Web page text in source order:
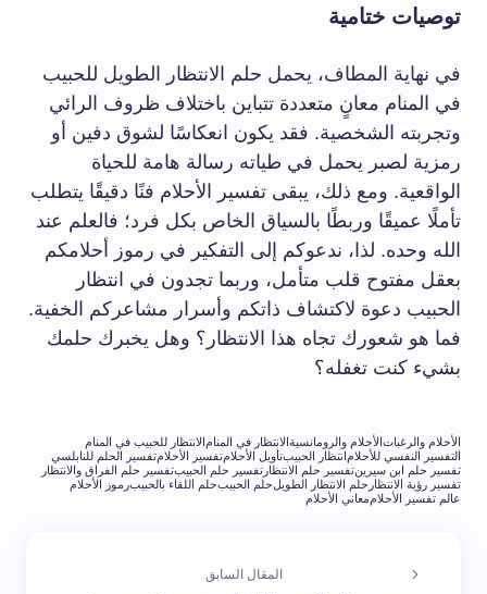
توصيات ختامية
في نهاية المطاف، يحمل حلم الانتظار الطويل للحبيب
في المنام معانٍ متعددة تتباين باختلاف ظروف الرائي
وتجربته الشخصية. فقد يكون انعكاسًا لشوق دفين أو
رمزية لصبر يحمل في طياته رسالة هامة للحياة
الواقعية. ومع ذلك، يبقى تفسير الأحلام فنًا دقيقًا يتطلب
تأملًا عميقًا وربطًا بالسياق الخاص بكل فرد؛ فالعلم عند
الله وحده. لذا، ندعوكم إلى التفكير في رموز أحلامكم
بعقل مفتوح قلب متأمل، وربما تجدون في انتظار
الحبيب دعوة لاكتشاف ذاتكم وأسرار مشاعركم الخفية.
فما هو شعورك تجاه هذا الانتظار؟ وهل يخبرك حلمك
بشيء كنت تغفله؟
الأحلام والرغباتالأحلام والرومانسيةالانتظار في المنامالانتظار للحبيب في المنام
التفسير النفسي للأحلامانتظار الحبيبتأويل الأحلامتفسير الأحلامتفسير الحلم للنابلسي
تفسير حلم ابن سيرينتفسير حلم الانتظار تفسير حلم الحبيبتفسير حلم الفراق والانتظار
تفسير رؤية الانتظار حلم الانتظار الطويلحلم الحبيبحلم اللقاء بالحبيبرموز الأحلام
عالم تفسير الأحلاممعاني الأحلام
المقال السابق